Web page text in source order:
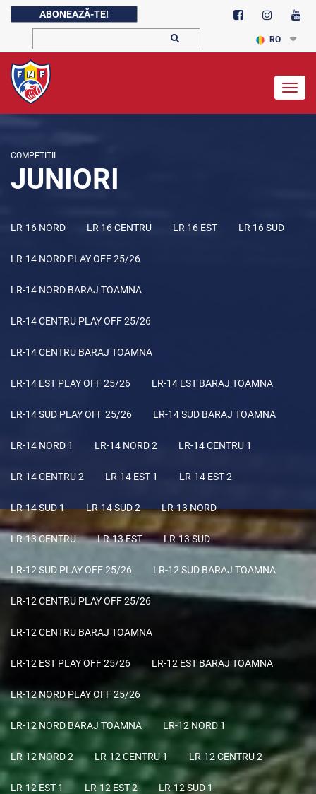
ABONEAZĂ-TE!
RO
COMPETIȚII
JUNIORI
LR-16 NORD LR 16 CENTRU LR 16 EST LR 16 SUD
LR-14 NORD PLAY OFF 25/26
LR-14 NORD BARAJ TOAMNA
LR-14 CENTRU PLAY OFF 25/26
LR-14 CENTRU BARAJ TOAMNA
LR-14 EST PLAY OFF 25/26 LR-14 EST BARAJ TOAMNA
LR-14 SUD PLAY OFF 25/26 LR-14 SUD BARAJ TOAMNA
LR-14 NORD 1 LR-14 NORD 2 LR-14 CENTRU 1
LR-14 CENTRU 2 LR-14 EST 1 LR-14 EST 2
LR-14 SUD 1 LR-14 SUD 2 LR-13 NORD
LR-13 CENTRU LR-13 EST LR-13 SUD
LR-12 SUD PLAY OFF 25/26 LR-12 SUD BARAJ TOAMNA
LR-12 CENTRU PLAY OFF 25/26
LR-12 CENTRU BARAJ TOAMNA
LR-12 EST PLAY OFF 25/26 LR-12 EST BARAJ TOAMNA
LR-12 NORD PLAY OFF 25/26
LR-12 NORD BARAJ TOAMNA LR-12 NORD 1
LR-12 NORD 2 LR-12 CENTRU 1 LR-12 CENTRU 2
LR-12 EST 1 LR-12 EST 2 LR-12 SUD 1